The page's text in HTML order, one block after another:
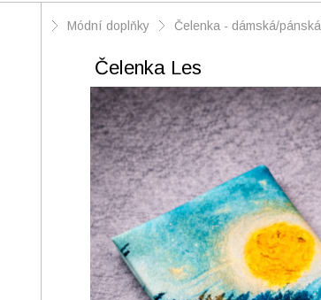
Módní doplňky Čelenka - dámská/pánská
Čelenka Les